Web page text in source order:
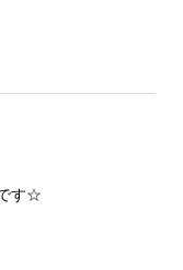
す☆